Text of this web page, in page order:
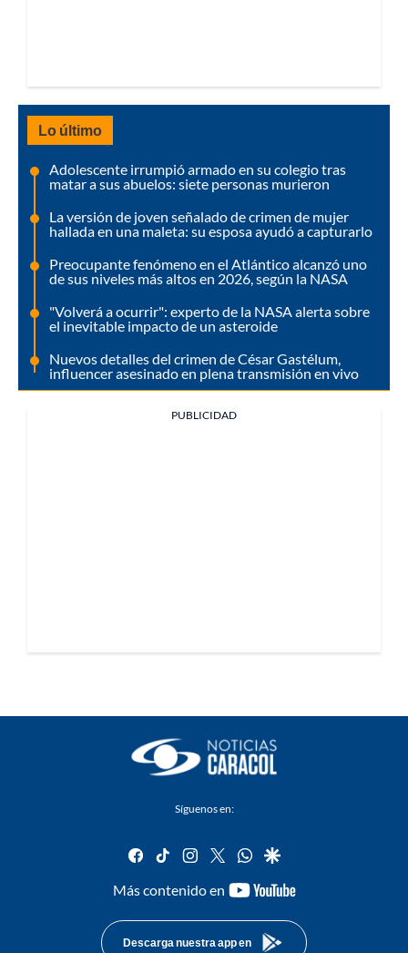
Lo último
Adolescente irrumpió armado en su colegio tras
matar a sus abuelos: siete personas murieron
La versión de joven señalado de crimen de mujer
hallada en una maleta: su esposa ayudó a capturarlo
Preocupante fenómeno en el Atlántico alcanzó uno
de sus niveles más altos en 2026, según la NASA
"Volverá a ocurrir": experto de la NASA alerta sobre
el inevitable impacto de un asteroide
Nuevos detalles del crimen de César Gastélum,
influencer asesinado en plena transmisión en vivo
PUBLICIDAD
Síguenos en:
facebook
tiktok instagram
twitterwhatsapp
google
Más contenido en
youtube-
Descarga nuestra app en